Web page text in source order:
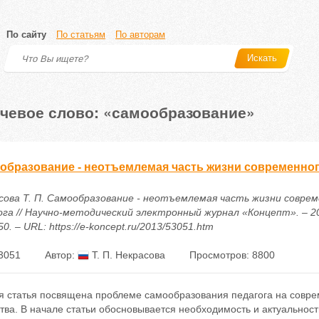
По сайту По статьям По авторам
Искать
слово: «самообразование»
- неотъемлемая часть жизни
Т. П. Самообразование - неотъемлемая часть жизни
// Научно-методический электронный журнал «Концепт». –
– URL: https://e-koncept.ru/2013/53051.htm
Автор: Т. П. Некрасова Просмотров: 8800
статья посвящена проблеме самообразования педагога на
В начале статьи обосновывается необходимость и